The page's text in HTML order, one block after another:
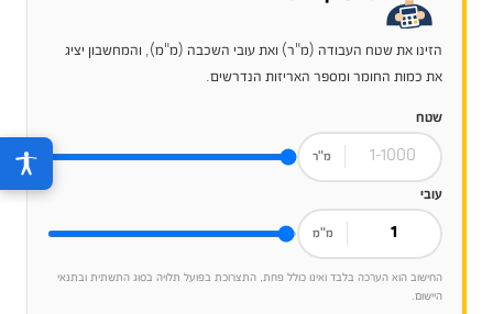
הזינו את שטח העבודה (מ"ר) ואת עובי השכבה (מ"מ), והמחשבון יציג
את כמות החומר ומספר האריזות הנדרשים.
שטח
מ"ר
עובי
מ"מ
החישוב הוא הערכה בלבד ואינו כולל פחת, התצרוכת בפועל תלויה בסוג התשתית ובתנאי
היישום.